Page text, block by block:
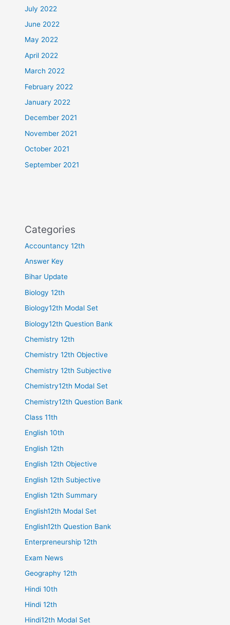
July 2022
June 2022
May 2022
April 2022
March 2022
February 2022
January 2022
December 2021
November 2021
October 2021
September 2021
Categories
Accountancy 12th
Answer Key
Bihar Update
Biology 12th
Biology12th Modal Set
Biology12th Question Bank
Chemistry 12th
Chemistry 12th Objective
Chemistry 12th Subjective
Chemistry12th Modal Set
Chemistry12th Question Bank
Class 11th
English 10th
English 12th
English 12th Objective
English 12th Subjective
English 12th Summary
English12th Modal Set
English12th Question Bank
Enterpreneurship 12th
Exam News
Geography 12th
Hindi 10th
Hindi 12th
Hindi12th Modal Set